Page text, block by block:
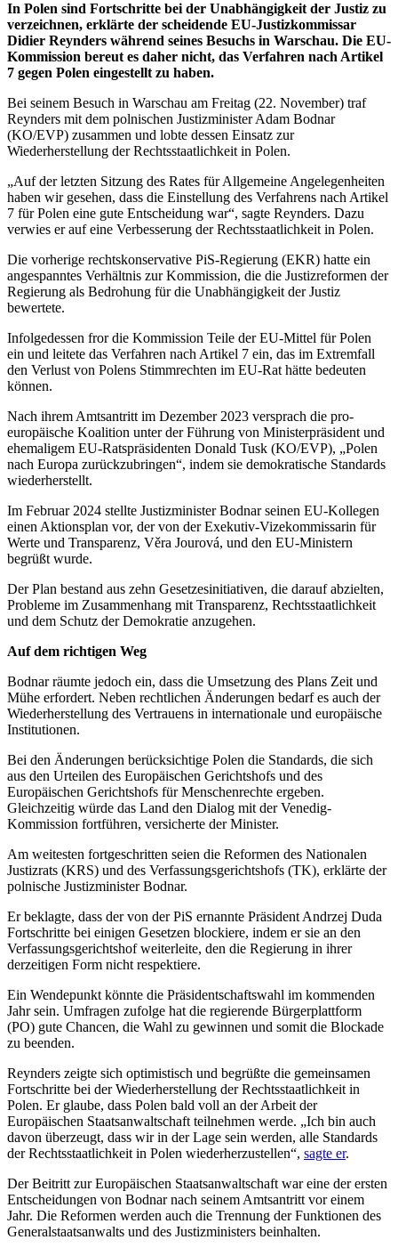
In Polen sind Fortschritte bei der Unabhängigkeit der Justiz zu
verzeichnen, erklärte der scheidende EU-Justizkommissar
Didier Reynders während seines Besuchs in Warschau. Die EU-
Kommission bereut es daher nicht, das Verfahren nach Artikel
7 gegen Polen eingestellt zu haben.
Bei seinem Besuch in Warschau am Freitag (22. November) traf
Reynders mit dem polnischen Justizminister Adam Bodnar
(KO/EVP) zusammen und lobte dessen Einsatz zur
Wiederherstellung der Rechtsstaatlichkeit in Polen.
„Auf der letzten Sitzung des Rates für Allgemeine Angelegenheiten
haben wir gesehen, dass die Einstellung des Verfahrens nach Artikel
7 für Polen eine gute Entscheidung war“, sagte Reynders. Dazu
verwies er auf eine Verbesserung der Rechtsstaatlichkeit in Polen.
Die vorherige rechtskonservative PiS-Regierung (EKR) hatte ein
angespanntes Verhältnis zur Kommission, die die Justizreformen der
Regierung als Bedrohung für die Unabhängigkeit der Justiz
bewertete.
Infolgedessen fror die Kommission Teile der EU-Mittel für Polen
ein und leitete das Verfahren nach Artikel 7 ein, das im Extremfall
den Verlust von Polens Stimmrechten im EU-Rat hätte bedeuten
können.
Nach ihrem Amtsantritt im Dezember 2023 versprach die pro-
europäische Koalition unter der Führung von Ministerpräsident und
ehemaligem EU-Ratspräsidenten Donald Tusk (KO/EVP), „Polen
nach Europa zurückzubringen“, indem sie demokratische Standards
wiederherstellt.
Im Februar 2024 stellte Justizminister Bodnar seinen EU-Kollegen
einen Aktionsplan vor, der von der Exekutiv-Vizekommissarin für
Werte und Transparenz, Věra Jourová, und den EU-Ministern
begrüßt wurde.
Der Plan bestand aus zehn Gesetzesinitiativen, die darauf abzielten,
Probleme im Zusammenhang mit Transparenz, Rechtsstaatlichkeit
und dem Schutz der Demokratie anzugehen.
Auf dem richtigen Weg
Bodnar räumte jedoch ein, dass die Umsetzung des Plans Zeit und
Mühe erfordert. Neben rechtlichen Änderungen bedarf es auch der
Wiederherstellung des Vertrauens in internationale und europäische
Institutionen.
Bei den Änderungen berücksichtige Polen die Standards, die sich
aus den Urteilen des Europäischen Gerichtshofs und des
Europäischen Gerichtshofs für Menschenrechte ergeben.
Gleichzeitig würde das Land den Dialog mit der Venedig-
Kommission fortführen, versicherte der Minister.
Am weitesten fortgeschritten seien die Reformen des Nationalen
Justizrats (KRS) und des Verfassungsgerichtshofs (TK), erklärte der
polnische Justizminister Bodnar.
Er beklagte, dass der von der PiS ernannte Präsident Andrzej Duda
Fortschritte bei einigen Gesetzen blockiere, indem er sie an den
Verfassungsgerichtshof weiterleite, den die Regierung in ihrer
derzeitigen Form nicht respektiere.
Ein Wendepunkt könnte die Präsidentschaftswahl im kommenden
Jahr sein. Umfragen zufolge hat die regierende Bürgerplattform
(PO) gute Chancen, die Wahl zu gewinnen und somit die Blockade
zu beenden.
Reynders zeigte sich optimistisch und begrüßte die gemeinsamen
Fortschritte bei der Wiederherstellung der Rechtsstaatlichkeit in
Polen. Er glaube, dass Polen bald voll an der Arbeit der
Europäischen Staatsanwaltschaft teilnehmen werde. „Ich bin auch
davon überzeugt, dass wir in der Lage sein werden, alle Standards
der Rechtsstaatlichkeit in Polen wiederherzustellen“, sagte er.
Der Beitritt zur Europäischen Staatsanwaltschaft war eine der ersten
Entscheidungen von Bodnar nach seinem Amtsantritt vor einem
Jahr. Die Reformen werden auch die Trennung der Funktionen des
Generalstaatsanwalts und des Justizministers beinhalten.